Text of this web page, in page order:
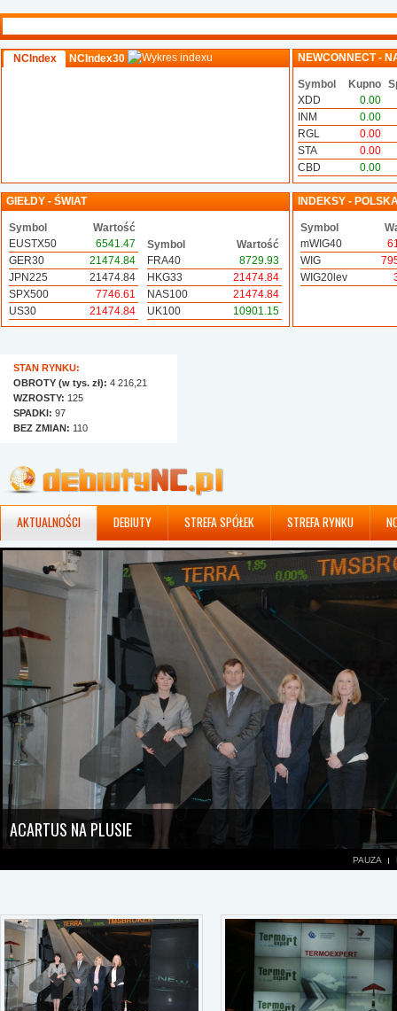
NCIndex NCIndex30 NEWCONNECT -
Symbol Kupno
XDD
0.00
INM
0.00
RGL
0.00
STA
0.00
CBD
0.00
GIEŁDY - ŚWIAT
Symbol
Wartość
EUSTX50
6541.47
GER30
21474.84
JPN225
21474.84
SPX500
7746.61
US30
21474.84
Symbol
Wartość
FRA40
8729.93
HKG33
21474.84
NAS100
21474.84
UK100
10901.15
INDEKSY -
Symbol
mWIG40
WIG
WIG20lev
STAN RYNKU:
OBROTY (w tys. zł): 4 216,21
WZROSTY: 125
SPADKI: 97
BEZ ZMIAN: 110
AKTUALNOŚCI DEBIUTY STREFA SPÓŁEK STREFA RYNKU
ACARTUS NA PLUSIE
Acartus to przedsiębiorstwo, którego akcjami handluje się na rynku
dominujący to Acartus S.A., spółka zależna to Profit Plus sp. z o.o., a
Acartus Czech s.r.o. Te dwie ostatnie spółki nie podlegają konsolidacji.
PAUZA